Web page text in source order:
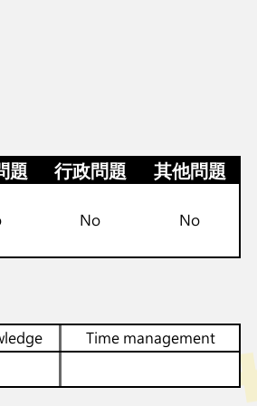
題 行政問題 其他問題
No No
Time management